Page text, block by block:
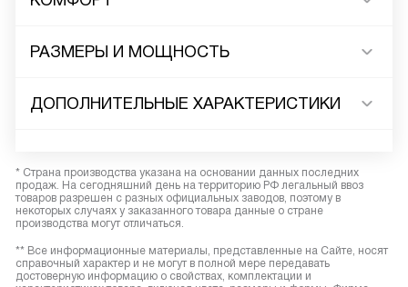
РАЗМЕРЫ И МОЩНОСТЬ
ДОПОЛНИТЕЛЬНЫЕ ХАРАКТЕРИСТИКИ
* Страна производства указана на основании данных последних
продаж. На сегодняшний день на территорию РФ легальный ввоз
товаров разрешен с разных официальных заводов, поэтому в
некоторых случаях у заказанного товара данные о стране
производства могут отличаться.
** Все информационные материалы, представленные на Сайте, носят
справочный характер и не могут в полной мере передавать
достоверную информацию о свойствах, комплектации и